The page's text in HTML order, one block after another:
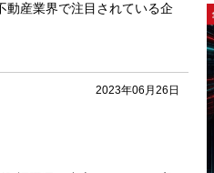
産業界で注目されている企
2023年06月26日